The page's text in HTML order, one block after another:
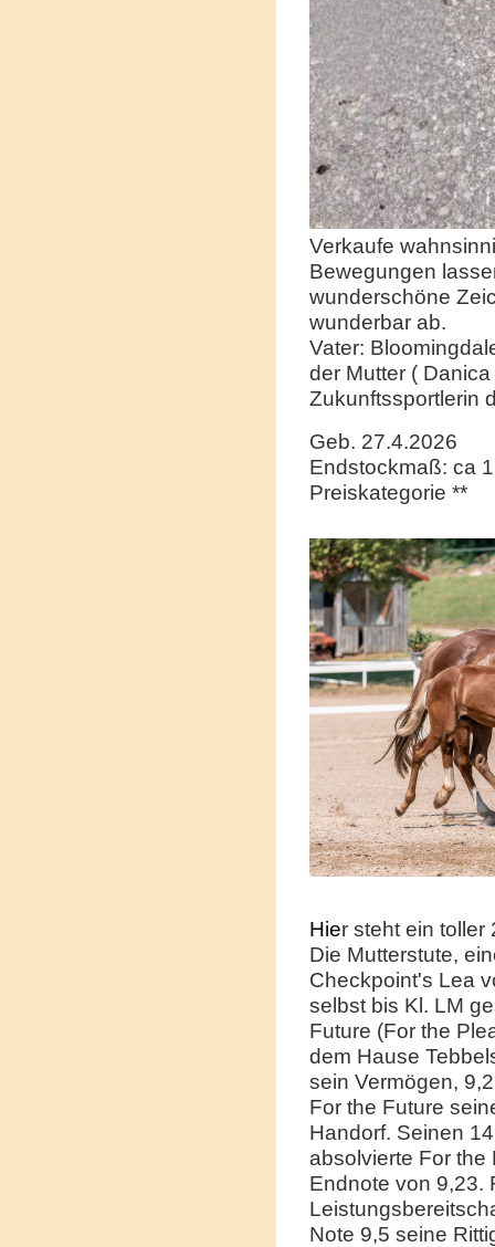
Verkaufe
Bewegungen
wunderschöne
wunderbar ab.
Vater:
der Mutter (
Zukunftssportlerin
Geb. 27.4.2026
Endstockmaß: ca
Preiskategorie **
Hier steht ein toller
Die Mutterstute,
Checkpoint's Lea
selbst bis Kl. LM
Future (For the
dem Hause
sein Vermögen,
For the Future
Handorf. Seinen
absolvierte For the
Endnote von 9,23.
Note 9,5 seine